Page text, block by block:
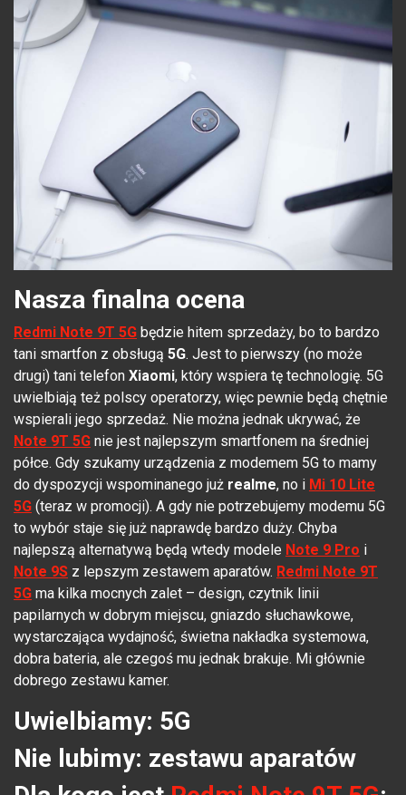
Nasza finalna ocena
Redmi Note 9T 5G będzie hitem sprzedaży, bo to bardzo
tani smartfon z obsługą 5G. Jest to pierwszy (no może
drugi) tani telefon Xiaomi, który wspiera tę technologię. 5G
uwielbiają też polscy operatorzy, więc pewnie będą chętnie
wspierali jego sprzedaż. Nie można jednak ukrywać, że
Note 9T 5G nie jest najlepszym smartfonem na średniej
półce. Gdy szukamy urządzenia z modemem 5G to mamy
do dyspozycji wspominanego już realme, no i Mi 10 Lite
5G (teraz w promocji). A gdy nie potrzebujemy modemu 5G
to wybór staje się już naprawdę bardzo duży. Chyba
najlepszą alternatywą będą wtedy modele Note 9 Pro i
Note 9S z lepszym zestawem aparatów. Redmi Note 9T
5G ma kilka mocnych zalet – design, czytnik linii
papilarnych w dobrym miejscu, gniazdo słuchawkowe,
wystarczająca wydajność, świetna nakładka systemowa,
dobra bateria, ale czegoś mu jednak brakuje. Mi głównie
dobrego zestawu kamer.
Uwielbiamy: 5G
Nie lubimy: zestawu aparatów